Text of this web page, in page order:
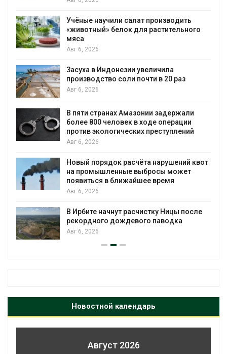
Учёные научили салат производить
«животный» белок для растительного
мяса
Авг 6, 2026
Засуха в Индонезии увеличила
производство соли почти в 20 раз
Авг 6, 2026
В пяти странах Амазонии задержали
более 800 человек в ходе операции
против экологических преступлений
Авг 6, 2026
Новый порядок расчёта нарушений квот
на промышленные выбросы может
появиться в ближайшее время
Авг 6, 2026
В Ирбите начнут расчистку Ницы после
рекордного дождевого паводка
Авг 6, 2026
Новостной календарь
Август 2026